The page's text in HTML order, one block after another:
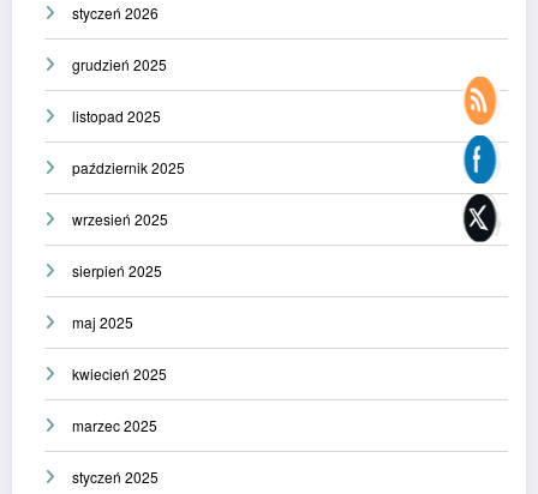
styczeń 2026
grudzień 2025
listopad 2025
październik 2025
wrzesień 2025
sierpień 2025
maj 2025
kwiecień 2025
marzec 2025
styczeń 2025